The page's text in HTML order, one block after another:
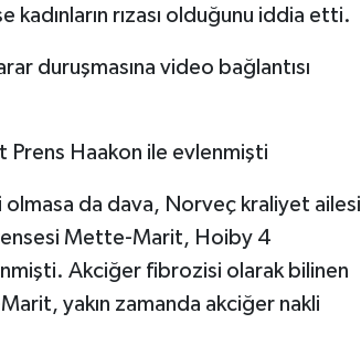
rızası olduğunu iddia etti.
duruşmasına video bağlantısı
Haakon ile evlenmişti
da dava, Norveç kraliyet ailesi
Mette-Marit, Hoiby 4
Akciğer fibrozisi olarak bilinen
yakın zamanda akciğer nakli